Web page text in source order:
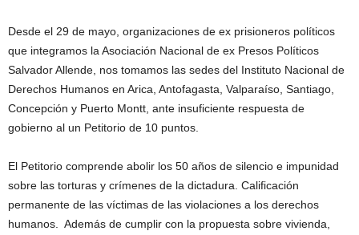
Desde el 29 de mayo, organizaciones de ex prisioneros políticos
que integramos la Asociación Nacional de ex Presos Políticos
Salvador Allende, nos tomamos las sedes del Instituto Nacional de
Derechos Humanos en Arica, Antofagasta, Valparaíso, Santiago,
Concepción y Puerto Montt, ante insuficiente respuesta de
gobierno al un Petitorio de 10 puntos.
El Petitorio comprende abolir los 50 años de silencio e impunidad
sobre las torturas y crímenes de la dictadura. Calificación
permanente de las víctimas de las violaciones a los derechos
humanos. Además de cumplir con la propuesta sobre vivienda,